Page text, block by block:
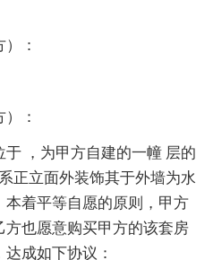
：
：
，为甲方自建的一幢 层的
正立面外装饰其于外墙为水
着平等自愿的原则，甲方
也愿意购买甲方的该套房
成如下协议：